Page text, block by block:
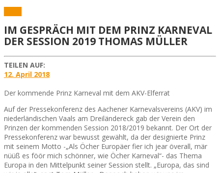
IM GESPRÄCH MIT DEM PRINZ KARNEVAL
DER SESSION 2019 THOMAS MÜLLER
TEILEN AUF:
12. April 2018
Der kommende Prinz Karneval mit dem AKV-Elferrat
Auf der Pressekonferenz des Aachener Karnevalsvereins (AKV) im
niederländischen Vaals am Dreiländereck gab der Verein den
Prinzen der kommenden Session 2018/2019 bekannt. Der Ort der
Pressekonferenz war bewusst gewählt, da der designierte Prinz
mit seinem Motto -„Als Öcher Europäer fier ich jear överall, mär
nüüß es föör mich schönner, wie Öcher Karneval“- das Thema
Europa in den Mittelpunkt seiner Session stellt. „Europa, das sind